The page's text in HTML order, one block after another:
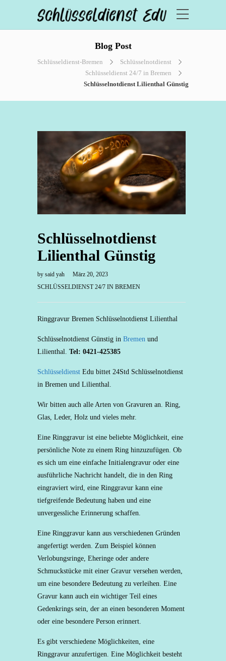
Blog Post
Schlüsseldienst-Bremen
Schlüsselnotdienst
Schlüsseldienst 24/7 in Bremen
Schlüsselnotdienst Lilienthal Günstig
Schlüsselnotdienst
Lilienthal Günstig
by said yah
März 20, 2023
SCHLÜSSELDIENST 24/7 IN BREMEN
Ringgravur Bremen Schlüsselnotdienst Lilienthal
Schlüsselnotdienst Günstig in Bremen und
Lilienthal. Tel: 0421-425385
Schlüsseldienst Edu bittet 24Std Schlüsselnotdienst
in Bremen und Lilienthal.
Wir bitten auch alle Arten von Gravuren an. Ring,
Glas, Leder, Holz und vieles mehr.
Eine Ringgravur ist eine beliebte Möglichkeit, eine
persönliche Note zu einem Ring hinzuzufügen. Ob
es sich um eine einfache Initialengravur oder eine
ausführliche Nachricht handelt, die in den Ring
eingraviert wird, eine Ringgravur kann eine
tiefgreifende Bedeutung haben und eine
unvergessliche Erinnerung schaffen.
Eine Ringgravur kann aus verschiedenen Gründen
angefertigt werden. Zum Beispiel können
Verlobungsringe, Eheringe oder andere
Schmuckstücke mit einer Gravur versehen werden,
um eine besondere Bedeutung zu verleihen. Eine
Gravur kann auch ein wichtiger Teil eines
Gedenkrings sein, der an einen besonderen Moment
oder eine besondere Person erinnert.
Es gibt verschiedene Möglichkeiten, eine
Ringgravur anzufertigen. Eine Möglichkeit besteht